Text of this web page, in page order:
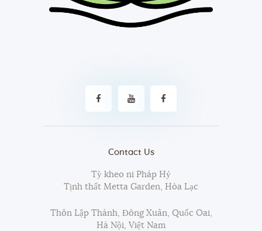
Contact Us
Tỳ kheo ni Pháp Hỷ
Tịnh thất Metta Garden, Hòa Lạc
Thôn Lập Thành, Đông Xuân, Quốc Oai,
Hà Nội, Việt Nam